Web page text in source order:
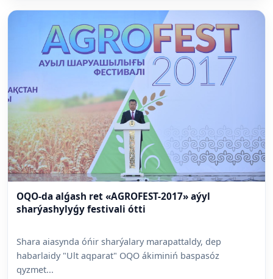
OQO-da alǵash ret «AGROFEST-2017» aýyl
sharýashylyǵy festivali ótti
Shara aiasynda óńir sharýalary marapattaldy, dep
habarlaidy "Ult aqparat" OQO ákiminiń baspasóz
qyzmet...